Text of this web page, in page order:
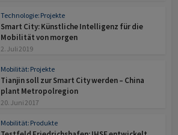
Technologie: Projekte
Smart City: Künstliche Intelligenz für die
Mobilität von morgen
2. Juli 2019
Mobilität: Projekte
Tianjin soll zur Smart City werden – China
plant Metropolregion
20. Juni 2017
Mobilität: Produkte